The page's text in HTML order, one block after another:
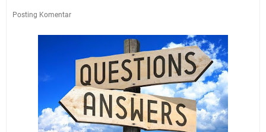
Posting Komentar